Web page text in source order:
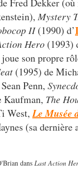
Fred Dekker
Mystery
II(1990) d’
Hero (1993)
son propre
(1995) de
Penn,
Kaufman, The
West,Le Musée
(sa dernière
dans Last Action